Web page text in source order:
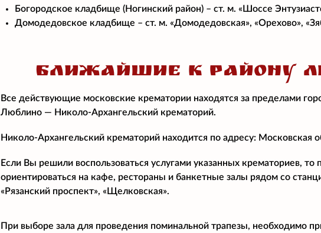
Богородское кладбище (Ногинский район) – ст. м. «Шоссе
Домодедовское кладбище – ст. м. «Домодедовская», «Орехово»,
БЛИЖАЙШИЕ К РАЙОНУ
Все действующие московские крематории находятся за пределами
Люблино — Николо-Архангельский крематорий.
Николо-Архангельский крематорий находится по адресу: Московская
Если Вы решили воспользоваться услугами указанных крематориев,
ориентироваться на кафе, рестораны и банкетные залы рядом со
«Рязанский проспект», «Щелковская».
При выборе зала для проведения поминальной трапезы, необходимо